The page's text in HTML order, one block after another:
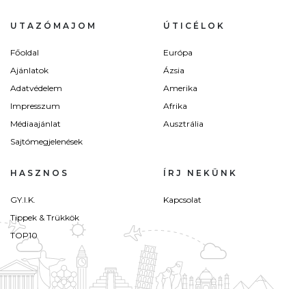
UTAZÓMAJOM
Főoldal
Ajánlatok
Adatvédelem
Impresszum
Médiaajánlat
Sajtómegjelenések
ÚTICÉLOK
Európa
Ázsia
Amerika
Afrika
Ausztrália
HASZNOS
GY.I.K.
Tippek & Trükkök
TOP10
ÍRJ NEKÜNK
Kapcsolat